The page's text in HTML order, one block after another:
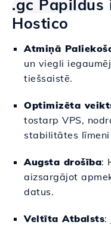
.gc Papildus
Hostico
Atmiņā
un viegli
tiešsaistē.
Optimizēta
tostarp VPS,
stabilitātes
Augsta drošība:
aizsargājot
datus.
Veltīta Atbalsts: